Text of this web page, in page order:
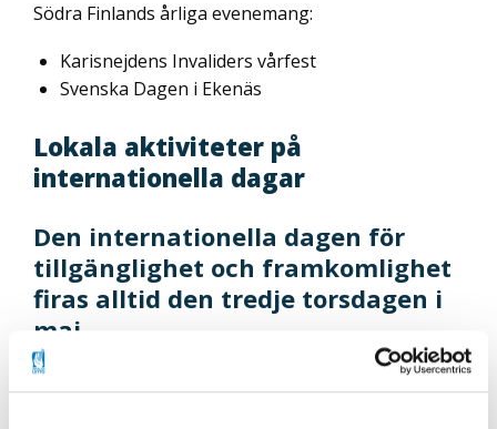
Södra Finlands årliga evenemang:
Karisnejdens Invaliders vårfest
Svenska Dagen i Ekenäs
Lokala aktiviteter på
internationella dagar
Den internationella dagen för
tillgänglighet och framkomlighet
firas alltid den tredje torsdagen i
maj
Invalidförbundet vill dra nytta av temadagens
synlighet och samtidigt lyfta fram